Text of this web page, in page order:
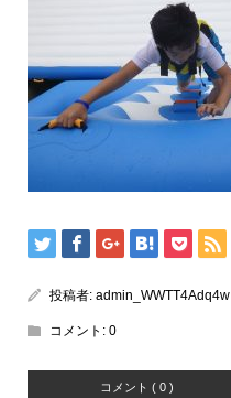
投稿者: admin_WWTT4Adq4w
コメント: 0
コメント ( 0 )